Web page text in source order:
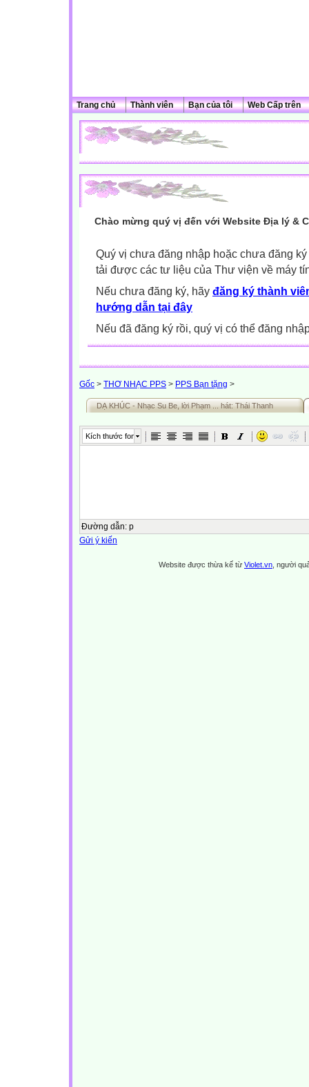
Trang chủ Thành viên Bạn của tôi Web Cấp trên
Chào mừng quý vị đến với Website Địa lý &
Quý vị chưa đăng nhập hoặc chưa đăng
tải được các tư liệu của Thư viện về máy
Nếu chưa đăng ký, hãy đăng ký thành
hướng dẫn tại đây
Nếu đã đăng ký rồi, quý vị có thể đăng
Gốc > THƠ NHẠC PPS > PPS Bạn tặng >
DẠ KHÚC - Nhạc Su Be, lời Phạm ... hát: Thái Thanh
Kích thước font
Đường dẫn: p
Gửi ý kiến
Website được thừa kế từ Violet.vn , người